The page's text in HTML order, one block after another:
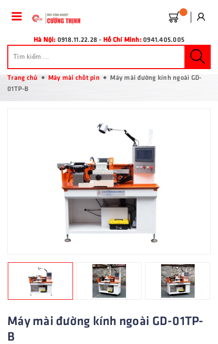
Hà Nội: 0918.11.22.28 - Hồ Chí Minh: 0941.405.005
Trang chủ Máy mài chốt pin
Máy mài đường kính ngoài GD-
01TP-B
Máy mài đường kính ngoài GD-01TP-
B